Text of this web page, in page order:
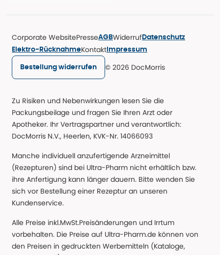
Corporate WebsitePresseAGBWiderruf Datenschutz
Elektro-RücknahmeKontakt Impressum
Bestellung widerrufen © 2026 DocMorris
Zu Risiken und Nebenwirkungen lesen Sie die
Packungsbeilage und fragen Sie Ihren Arzt oder
Apotheker. Ihr Vertragspartner und verantwortlich:
DocMorris N.V., Heerlen, KVK-Nr. 14066093
Manche individuell anzufertigende Arzneimittel
(Rezepturen) sind bei Ultra-Pharm nicht erhältlich bzw.
ihre Anfertigung kann länger dauern. Bitte wenden Sie
sich vor Bestellung einer Rezeptur an unseren
Kundenservice.
Alle Preise inkl.MwSt.Preisänderungen und Irrtum
vorbehalten. Die Preise auf Ultra-Pharm.de können von
den Preisen in gedruckten Werbemitteln (Kataloge,